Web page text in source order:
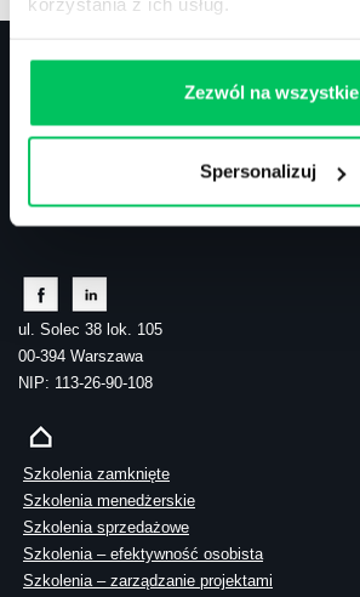
Zezwól na wszystkie
Spersonalizuj
Kontakt
tel.: 505 273 550
ul. Solec 38 lok. 105
00-394 Warszawa
NIP: 113-26-90-108
Szkolenia zamknięte
Szkolenia menedżerskie
Szkolenia sprzedażowe
Szkolenia – efektywność osobista
Szkolenia – zarządzanie projektami